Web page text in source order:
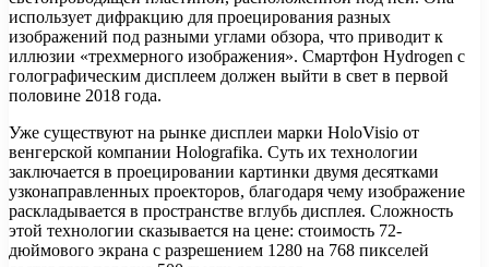
использует дифракцию для проецирования разных
изображений под разными углами обзора, что приводит к
иллюзии «трехмерного изображения». Смартфон Hydrogen с
голографическим дисплеем должен выйти в свет в первой
половине 2018 года.
Уже существуют на рынке дисплеи марки HoloVisio от
венгерской компании Holografika. Суть их технологии
заключается в проецировании картинки двумя десятками
узконаправленных проекторов, благодаря чему изображение
раскладывается в пространстве вглубь дисплея. Сложность
этой технологии сказывается на цене: стоимость 72-
дюймового экрана с разрешением 1280 на 768 пикселей